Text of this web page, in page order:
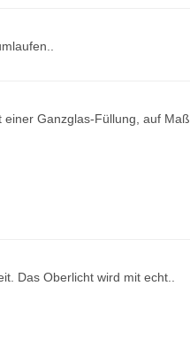
einer Ganzglas-Füllung, auf Maß
Das Oberlicht wird mit echt..